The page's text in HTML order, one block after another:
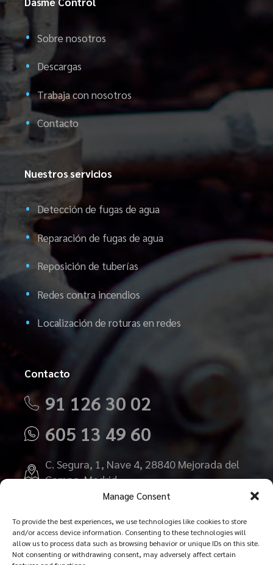
Manage Consent
To provide the best experiences, we use technologies like cookies to store
and/or access device information. Consenting to these technologies will
allow us to process data such as browsing behavior or unique IDs on this site.
Not consenting or withdrawing consent, may adversely affect certain
Sobre nosotros
Descargas
Trabaja con nosotros
Contacto
Nuestros servicios
Detección de fugas de agua
Reparación de fugas de agua
Reposición de tuberías
Redes contra incendios
Localización de roturas en redes
Contacto
91 126 30 02
605 13 49 60
C. Segura, 1, Nave 4, 28840 Mejorada del
Campo, Madrid
presupuestos@detectarfugasdeagua.es